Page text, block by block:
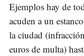
Ejemplos hay de
acuden a un
la ciudad
euros de multa)